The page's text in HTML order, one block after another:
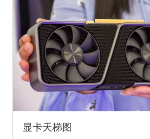
显卡天梯图